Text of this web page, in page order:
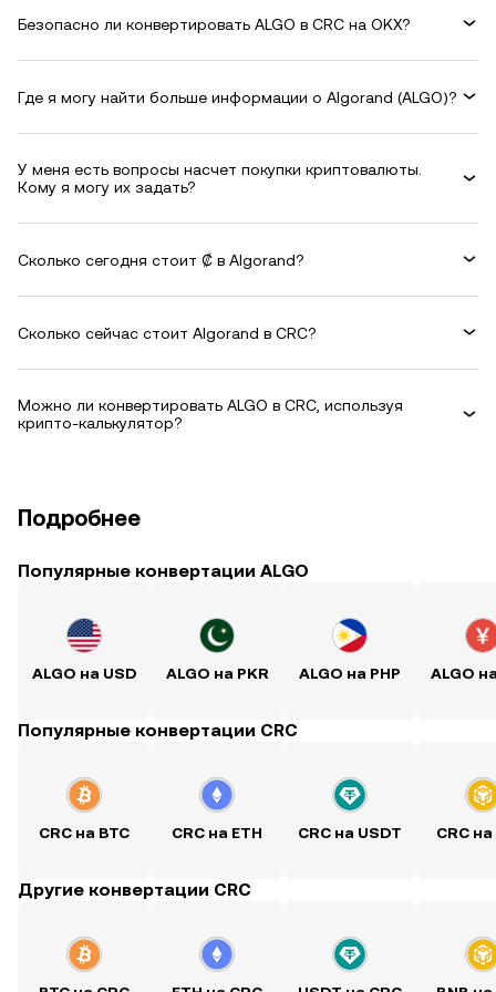
Безопасно ли конвертировать ALGO в CRC на OKX?
Где я могу найти больше информации о Algorand (ALGO)?
У меня есть вопросы насчет покупки криптовалюты.
Кому я могу их задать?
Сколько сегодня стоит ₡ в Algorand?
Сколько сейчас стоит Algorand в CRC?
Можно ли конвертировать ALGO в CRC, используя
крипто-калькулятор?
Подробнее
Популярные конвертации ALGO
ALGO на USD ALGO на PKR ALGO на PHP ALGO
Популярные конвертации CRC
CRC на BTC CRC на ETH CRC на USDT CRC
Другие конвертации CRC